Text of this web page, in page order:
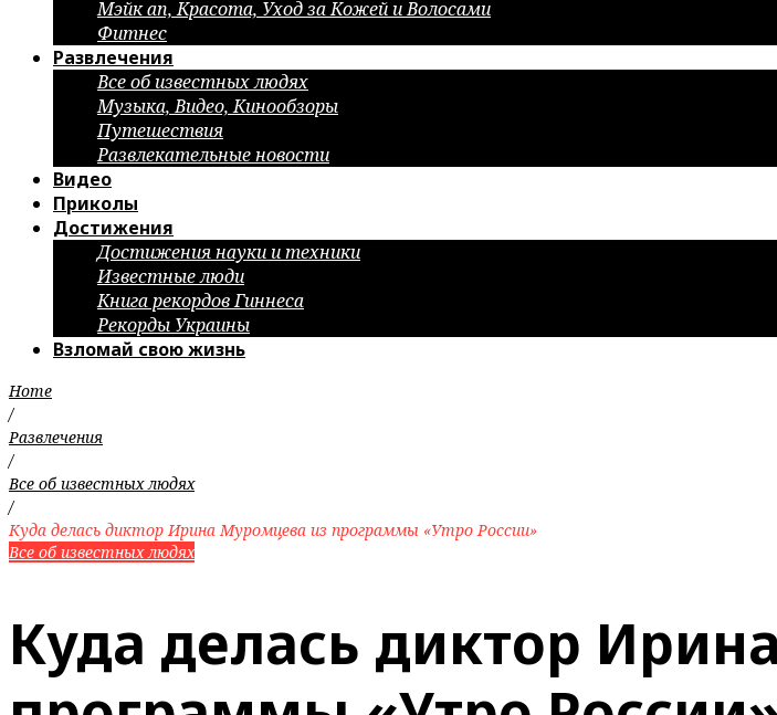
Мэйк ап, Красота, Уход за Кожей и Волосами
Фитнес
Развлечения
Все об известных людях
Музыка, Видео, Кинообзоры
Путешествия
Развлекательные новости
Видео
Приколы
Достижения
Достижения науки и техники
Известные люди
Книга рекордов Гиннеса
Рекорды Украины
Взломай свою жизнь
Home
/
Развлечения
/
Все об известных людях
/
Куда делась диктор Ирина Муромцева из программы «Утро России»
Все об известных людях
Куда делась диктор